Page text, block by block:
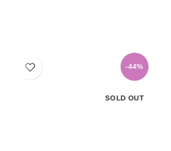
-44%
SOLD OUT